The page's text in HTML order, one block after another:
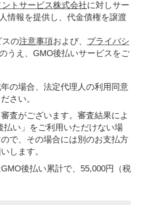
トサービス株式会社に対しサー
情報を提供し、代金債権を譲渡
スの注意事項および、 プライバシ
うえ、GMO後払いサービスをご
の場合、法定代理人の利用同意
さい。
査がございます。審査結果によ
払い」をご利用いただけない場
で、その場合には別のお支払方
します。
後払い累計で、55,000円（税